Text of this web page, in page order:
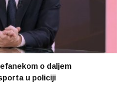
o daljem
u policiji